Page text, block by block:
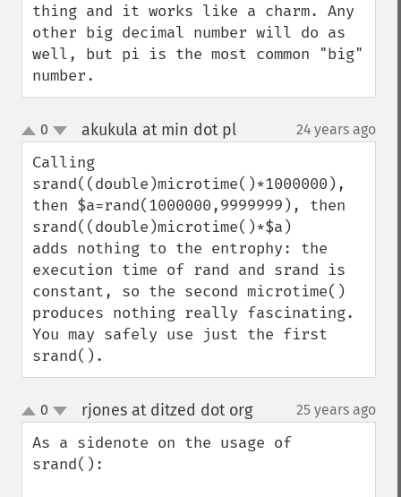
thing and it works like a charm. Any
other big decimal number will do as
well, but pi is the most common "big"
number.
up
down
0 akukula at min dot pl¶ 24 years ago
Calling
srand((double)microtime()*1000000),
then $a=rand(1000000,9999999), then
srand((double)microtime()*$a)
adds nothing to the entrophy: the
execution time of rand and srand is
constant, so the second microtime()
produces nothing really fascinating.
You may safely use just the first
srand().
up
down
0 rjones at ditzed dot org¶ 25 years ago
As a sidenote on the usage of
srand():